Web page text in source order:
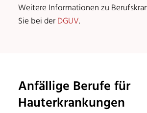
Weitere Informationen zu
Sie bei der DGUV.
Anfällige Berufe für
Hauterkrankungen